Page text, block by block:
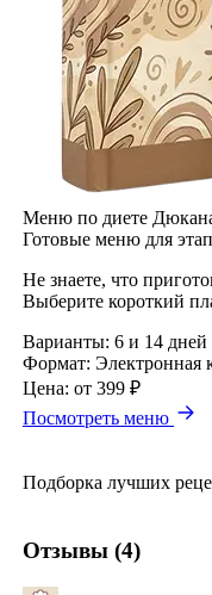
Меню по диете
Готовые меню для
Не знаете, что
Выберите короткий
Варианты: 6 и 14 дней
Формат: Электронная
Цена: от 399 ₽
Посмотреть меню
Подборка лучших
Отзывы (4)